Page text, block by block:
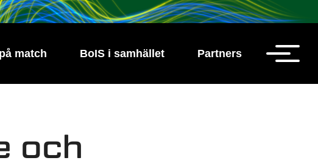
match BoIS i samhället Partners
och